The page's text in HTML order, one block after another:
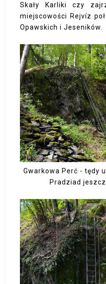
Skały Karliki czy
miejscowości Rejvíz
Opawskich i Jeseników.
Gwarkowa Perć - tędy
Pradziad